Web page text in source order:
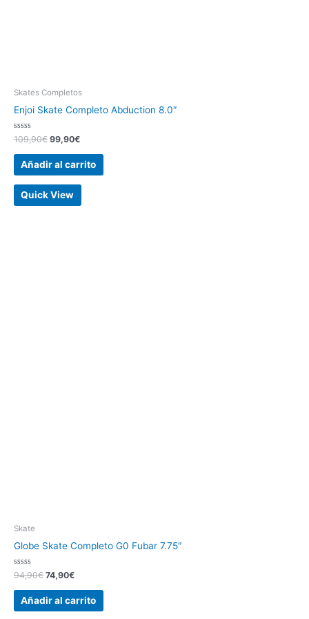
Skates Completos
Enjoi Skate Completo Abduction 8.0″
Valorado
con
0
109,90€ 99,90€
Añadir al carrito
Quick View
Skate
Globe Skate Completo G0 Fubar 7.75″
Valorado
0
94,90€ 74,90€
Añadir al carrito